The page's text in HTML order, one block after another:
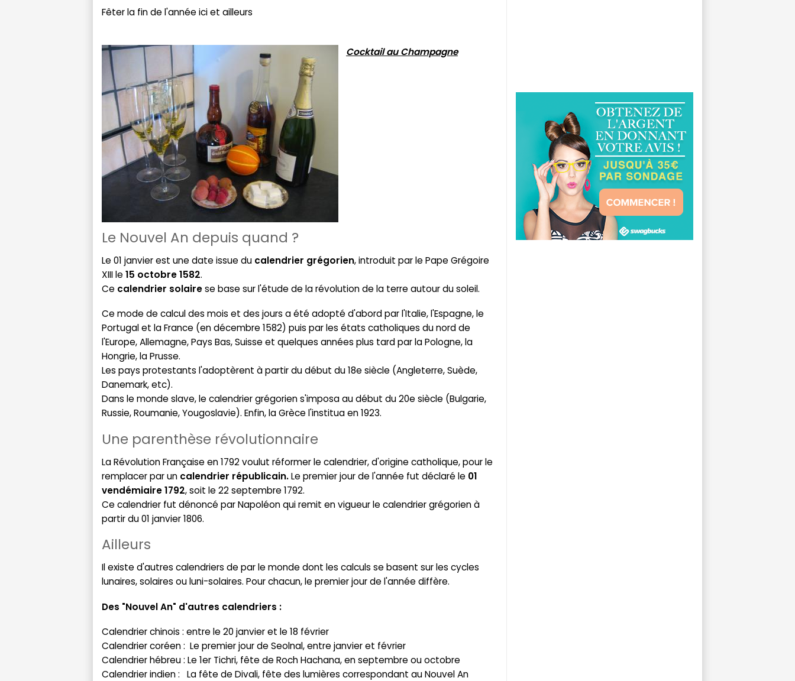
Fêter la fin de l'année ici et ailleurs
Cocktail au Champagne
Le Nouvel An depuis quand ?
Le 01 janvier est une date issue du calendrier grégorien, introduit par le Pape Grégoire
XIII le 15 octobre 1582.
Ce calendrier solairese base sur l'étude de la révolution de la terre autour du soleil.
Ce mode de calcul des mois et des jours a été adopté d'abord par l'Italie, l'Espagne, le
Portugal et la France (en décembre 1582) puis par les états catholiques du nord de
l'Europe, Allemagne, Pays Bas, Suisse et quelques années plus tard par la Pologne, la
Hongrie, la Prusse.
Les pays protestants l'adoptèrent à partir du début du 18e siècle (Angleterre, Suède,
Danemark, etc).
Dans le monde slave, le calendrier grégorien s'imposa au début du 20e siècle (Bulgarie,
Russie, Roumanie, Yougoslavie). Enfin, la Grèce l'institua en 1923.
Une parenthèse révolutionnaire
La Révolution Française en 1792 voulut réformer le calendrier, d'origine catholique, pour le
remplacer par un calendrier républicain.Le premier jour de l'année fut déclaré le 01
vendémiaire 1792, soit le 22 septembre 1792.
Ce calendrier fut dénoncé par Napoléon qui remit en vigueur le calendrier grégorien à
partir du 01 janvier 1806.
Ailleurs
Il existe d'autres calendriers de par le monde dont les calculs se basent sur les cycles
lunaires, solaires ou luni-solaires. Pour chacun, le premier jour de l'année diffère.
Des "Nouvel An" d'autres calendriers :
Calendrier chinois : entre le 20 janvier et le 18 février
Calendrier coréen : Le premier jour de Seolnal, entre janvier et février
Calendrier hébreu : Le 1er Tichri, fête de Roch Hachana, en septembre ou octobre
Calendrier indien : La fête de Divali, fête des lumières correspondant au Nouvel An